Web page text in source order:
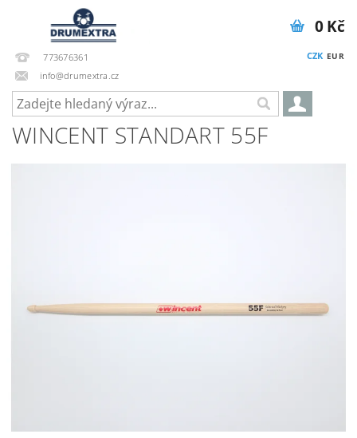
773676361
info@drumextra.cz
CZK EUR
0 Kč
WINCENT STANDART 55F